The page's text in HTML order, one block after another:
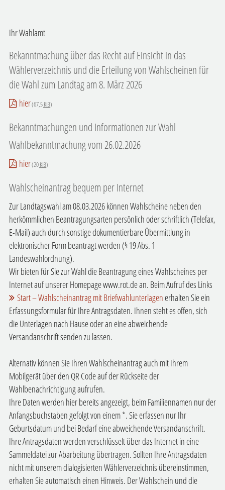
Ihr Wahlamt
Bekanntmachung über das Recht auf Einsicht in das
Wählerverzeichnis und die Erteilung von Wahlscheinen für
die Wahl zum Landtag am 8. März 2026
hier(67,5KiB)
Bekanntmachungen und Informationen zur Wahl
Wahlbekanntmachung vom 26.02.2026
hier(20KiB)
Wahlscheinantrag bequem per Internet
Zur Landtagswahl am 08.03.2026 können Wahlscheine neben den
herkömmlichen Beantragungsarten persönlich oder schriftlich (Telefax,
E-Mail) auch durch sonstige dokumentierbare Übermittlung in
elektronischer Form beantragt werden (§ 19 Abs. 1
Landeswahlordnung).
Wir bieten für Sie zur Wahl die Beantragung eines Wahlscheines per
Internet auf unserer Homepage www.rot.de an. Beim Aufruf des Links
Start – Wahlscheinantrag mit Briefwahlunterlagenerhalten Sie ein
Erfassungsformular für Ihre Antragsdaten. Ihnen steht es offen, sich
die Unterlagen nach Hause oder an eine abweichende
Versandanschrift senden zu lassen.
Alternativ können Sie Ihren Wahlscheinantrag auch mit Ihrem
Mobilgerät über den QR Code auf der Rückseite der
Wahlbenachrichtigung aufrufen.
Ihre Daten werden hier bereits angezeigt, beim Familiennamen nur der
Anfangsbuchstaben gefolgt von einem *. Sie erfassen nur Ihr
Geburtsdatum und bei Bedarf eine abweichende Versandanschrift.
Ihre Antragsdaten werden verschlüsselt über das Internet in eine
Sammeldatei zur Abarbeitung übertragen. Sollten Ihre Antragsdaten
nicht mit unserem dialogisierten Wählerverzeichnis übereinstimmen,
erhalten Sie automatisch einen Hinweis. Der Wahlschein und die